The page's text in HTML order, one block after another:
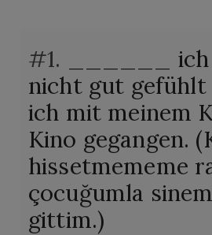
#1. ______ ich
nicht gut gefühlt
ich mit meinem
Kino gegangen.
hissetmememe
çocuğumla
gittim.)